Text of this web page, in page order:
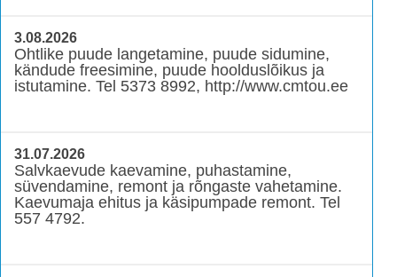
3.08.2026
Ohtlike puude langetamine, puude sidumine,
kändude freesimine, puude hoolduslõikus ja
istutamine. Tel 5373 8992, http://www.cmtou.ee
31.07.2026
Salvkaevude kaevamine, puhastamine,
süvendamine, remont ja rõngaste vahetamine.
Kaevumaja ehitus ja käsipumpade remont. Tel
557 4792.